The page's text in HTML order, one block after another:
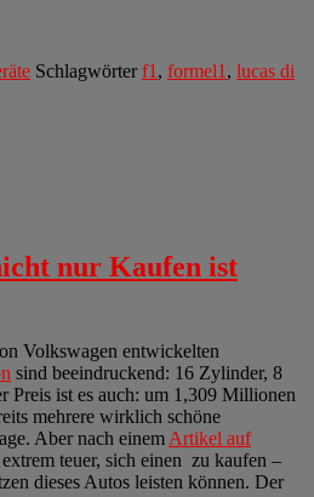
Schlagwörter f1 , formel1 , lucas di
nur Kaufen ist
Volkswagen entwickelten
sind beeindruckend: 16 Zylinder, 8
Preis ist es auch: um 1,309 Millionen
mehrere wirklich schöne
Aber nach einem Artikel auf
teuer, sich einen zu kaufen –
dieses Autos leisten können. Der